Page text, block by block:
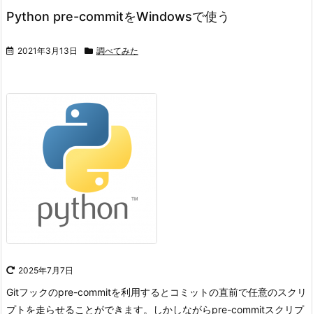
Python pre-commitをWindowsで使う
2021年3月13日 調べてみた
2025年7月7日
Gitフックのpre-commitを利用するとコミットの直前で任意のスクリ
プトを走らせることができます。
しかしながらpre-commitスクリプ